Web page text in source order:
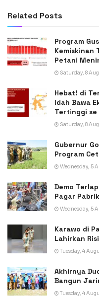
Related Posts
Program
Kemiskinan
Petani
Saturday, 8
Hebat! di
Idah Bawa
Tertinggi se
Saturday, 8
Gubernur
Program
Wednesday, 5
Demo
Pagar
Wednesday, 5
Karawo di
Lahirkan
Tuesday, 4
Akhirnya
Bangun
Tuesday, 4